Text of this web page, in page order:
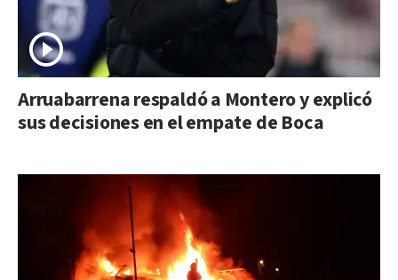
Arruabarrena respaldó a Montero y explicó
sus decisiones en el empate de Boca